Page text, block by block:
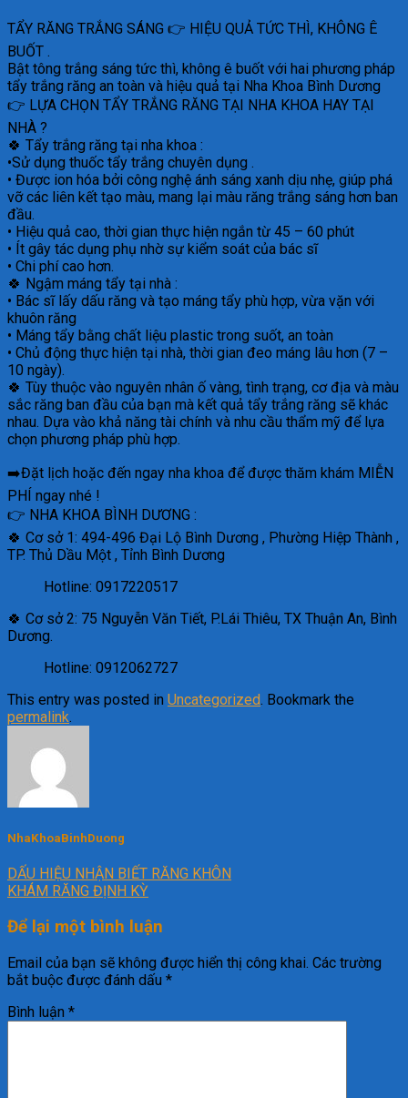
TẨY RĂNG TRẮNG SÁNG 👉 HIỆU QUẢ TỨC THÌ, KHÔNG Ê
BUỐT .
Bật tông trắng sáng tức thì, không ê buốt với hai phương pháp
tẩy trắng răng an toàn và hiệu quả tại Nha Khoa Bình Dương
👉 LỰA CHỌN TẨY TRẮNG RĂNG TẠI NHA KHOA HAY TẠI
NHÀ ?
🍀 Tẩy trắng răng tại nha khoa :
•Sử dụng thuốc tẩy trắng chuyên dụng .
• Được ion hóa bởi công nghệ ánh sáng xanh dịu nhẹ, giúp phá
vỡ các liên kết tạo màu, mang lại màu răng trắng sáng hơn ban
đầu.
• Hiệu quả cao, thời gian thực hiện ngắn từ 45 – 60 phút
• Ít gây tác dụng phụ nhờ sự kiểm soát của bác sĩ
• Chi phí cao hơn.
🍀 Ngậm máng tẩy tại nhà :
• Bác sĩ lấy dấu răng và tạo máng tẩy phù hợp, vừa vặn với
khuôn răng
• Máng tẩy bằng chất liệu plastic trong suốt, an toàn
• Chủ động thực hiện tại nhà, thời gian đeo máng lâu hơn (7 –
10 ngày).
🍀 Tùy thuộc vào nguyên nhân ố vàng, tình trạng, cơ địa và màu
sắc răng ban đầu của bạn mà kết quả tẩy trắng răng sẽ khác
nhau. Dựa vào khả năng tài chính và nhu cầu thẩm mỹ để lựa
chọn phương pháp phù hợp.
➡️Đặt lịch hoặc đến ngay nha khoa để được thăm khám MIỄN
PHÍ ngay nhé !
👉 NHA KHOA BÌNH DƯƠNG :
🍀 Cơ sở 1: 494-496 Đại Lộ Bình Dương , Phường Hiệp Thành ,
TP. Thủ Dầu Một , Tỉnh Bình Dương
Hotline: 0917220517
🍀 Cơ sở 2: 75 Nguyễn Văn Tiết, P.Lái Thiêu, TX Thuận An, Bình
Dương.
Hotline: 0912062727
This entry was posted in Uncategorized. Bookmark the
permalink.
NhaKhoaBinhDuong
DẤU HIỆU NHẬN BIẾT RĂNG KHÔN
KHÁM RĂNG ĐỊNH KỲ
Để lại một bình luận
Email của bạn sẽ không được hiển thị công khai. Các trường
bắt buộc được đánh dấu *
Bình luận *